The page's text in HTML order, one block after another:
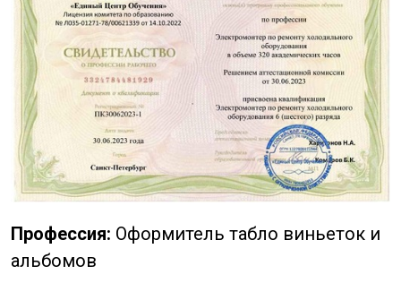
Профессия: Оформитель табло виньеток и
альбомов